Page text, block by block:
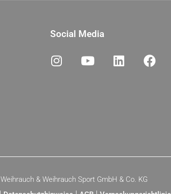
Social Media
Weihrauch & Weihrauch Sport GmbH & Co. KG